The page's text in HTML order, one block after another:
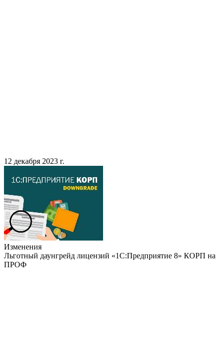
12 декабря 2023 г.
Изменения
Льготный даунгрейд лицензий «1С:Предприятие 8» КОРП на
ПРОФ